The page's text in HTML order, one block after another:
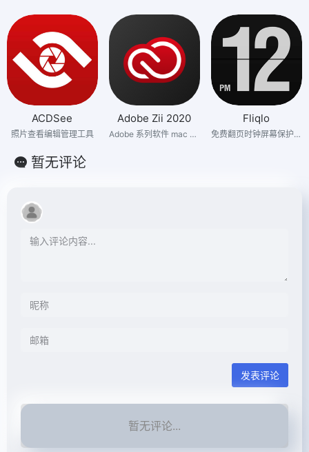
ACDSee
照片查看编辑管理工具
Adobe Zii 2020
Adobe 系列软件 mac os 激活工具
Fliqlo
免费翻页时钟屏幕保护程序
暂无评论
发表评论
暂无评论...